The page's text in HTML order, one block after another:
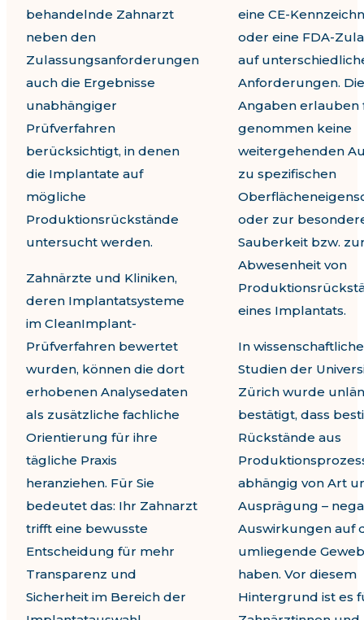
behandelnde Zahnarzt
neben den
Zulassungsanforderungen
auch die Ergebnisse
unabhängiger
Prüfverfahren
berücksichtigt, in denen
die Implantate auf
mögliche
Produktionsrückstände
untersucht werden.
Zahnärzte und Kliniken,
deren Implantatsysteme
im CleanImplant-
Prüfverfahren bewertet
wurden, können die dort
erhobenen Analysedaten
als zusätzliche fachliche
Orientierung für ihre
tägliche Praxis
heranziehen. Für Sie
bedeutet das: Ihr Zahnarzt
trifft eine bewusste
Entscheidung für mehr
Transparenz und
Sicherheit im Bereich der
eine CE-
oder eine FDA-
auf
Anforderungen.
Angaben erlauben
genommen keine
weitergehenden
zu spezifischen
oder zur
Sauberkeit bzw.
Abwesenheit von
eines Implantats.
In
Studien der
Zürich wurde
bestätigt, dass
Rückstände aus
abhängig von Art
Ausprägung –
Auswirkungen auf
umliegende
haben. Vor diesem
Hintergrund ist es